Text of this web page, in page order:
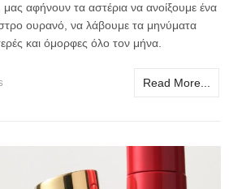
μας αφήνουν τα αστέρια να ανοίξουμε ένα
ουρανό, να λάβουμε τα μηνύματα
και όμορφες όλο τον μήνα.
Read More...